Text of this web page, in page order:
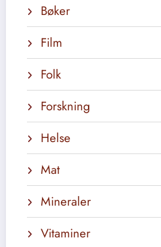
Bøker
Film
Folk
Forskning
Helse
Mat
Mineraler
Vitaminer